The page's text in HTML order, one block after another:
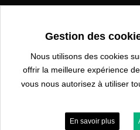
Gestion des
Nous utilisons des cookies
offrir la meilleure expérience
vous nous autorisez à utiliser
En savoir plus